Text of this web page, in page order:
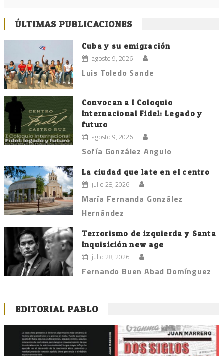
ÚLTIMAS PUBLICACIONES
Cuba y su emigración
agosto 9, 2026
Luis Toledo Sande
Convocan a I Coloquio
Internacional Fidel: Legado y
futuro
agosto 9, 2026
Sofía González Angulo
La ciudad que late en el centro
julio 28, 2026
María Fernanda González
Hernández
Terrorismo de izquierda y Santa
Inquisición new age
julio 28, 2026
Fernando Buen Abad Domínguez
EDITORIAL PABLO